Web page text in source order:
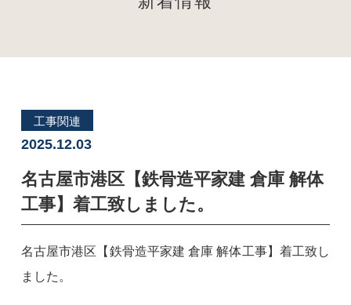
工事関連
2025.12.03
名古屋市港区【鉄骨造平家建 倉庫 解体
工事】着工致しました。
名古屋市港区【鉄骨造平家建 倉庫 解体工事】着工致し
ました。